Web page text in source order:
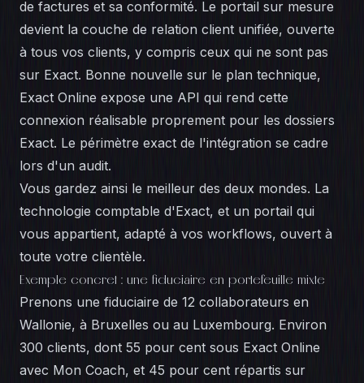
de factures et sa conformité. Le portail sur mesure
devient la couche de relation client unifiée, ouverte
à tous vos clients, y compris ceux qui ne sont pas
sur Exact. Bonne nouvelle sur le plan technique,
Exact Online expose une API qui rend cette
connexion réalisable proprement pour les dossiers
Exact. Le périmètre exact de l'intégration se cadre
lors d'un audit.
Vous gardez ainsi le meilleur des deux mondes. La
technologie comptable d'Exact, et un portail qui
vous appartient, adapté à vos workflows, ouvert à
toute votre clientèle.
Exemple concret : une fiduciaire en portefeuille mixte
Prenons une fiduciaire de 12 collaborateurs en
Wallonie, à Bruxelles ou au Luxembourg. Environ
300 clients, dont 55 pour cent sous Exact Online
avec Mon Coach, et 45 pour cent répartis sur